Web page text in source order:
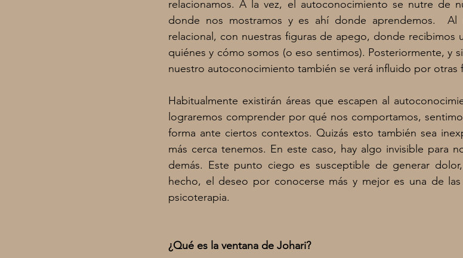
relacionamos. A la vez, el autoconocimiento se nutre de
donde nos mostramos y es ahí donde aprendemos.
relacional, con nuestras figuras de apego, donde recibimos
quiénes y cómo somos (o eso sentimos). Posteriormente, y
nuestro autoconocimiento también se verá influido por otras
Habitualmente existirán áreas que escapen al
lograremos comprender por qué nos comportamos,
forma ante ciertos contextos. Quizás esto también sea
más cerca tenemos. En este caso, hay algo invisible para
demás. Este punto ciego es susceptible de generar
hecho, el deseo por conocerse más y mejor es una de
psicoterapia.
¿Qué es la ventana de Johari?